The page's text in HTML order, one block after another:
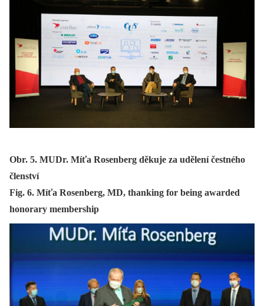
Obr. 5. MUDr. Míťa Rosenberg děkuje za udělení čestného
členství
Fig. 6. Míťa Rosenberg, MD, thanking for being awarded
honorary membership